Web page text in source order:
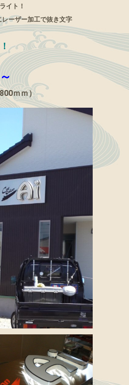
イト！
ーザー加工で抜き文字
ｍｍ）